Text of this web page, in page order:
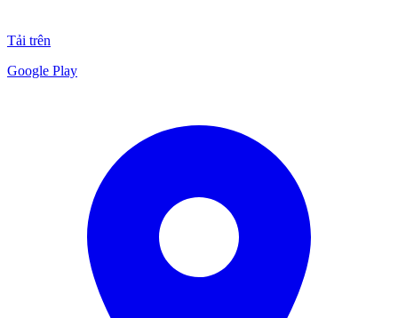
Tải trên
Google Play